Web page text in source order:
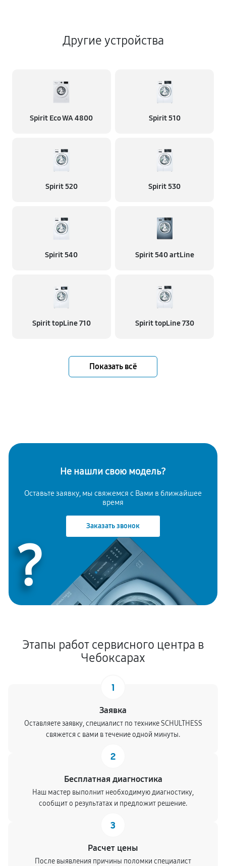
Другие устройства
Spirit Eco WA 4800 Spirit 510
Spirit 520 Spirit 530
Spirit 540 Spirit 540 artLine
Spirit topLine 710 Spirit topLine 730
Показать всё
Не нашли свою модель?
Оставьте заявку, мы свяжемся с Вами в ближайшее
время
Заказать звонок
?
Этапы работ сервисного центра в
Чебоксарах
1
Заявка
Оставляете заявку, специалист по технике SCHULTHESS
свяжется с вами в течение одной минуты.
2
Бесплатная диагностика
Наш мастер выполнит необходимую диагностику,
сообщит о результатах и предложит решение.
3
Расчет цены
После выявления причины поломки специалист